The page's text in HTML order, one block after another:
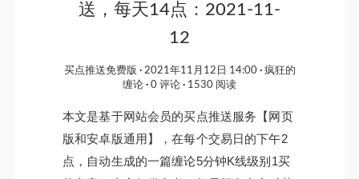
送，每天14点：2021-11-
12
买点推送免费版 2021年11月12日 14:00
疯狂的
缠论
0 评论 1530 阅读
本文是基于网站会员的买点推送服务【网页
版和安卓版通用】，在每个交易日的下午2
点，自动生成的一篇缠论5分钟K线级别1买